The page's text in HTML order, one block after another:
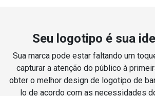
Seu logotipo é sua
Sua marca pode estar faltando um
capturar a atenção do público à
obter o melhor design de logotipo de
lo de acordo com as necessidades